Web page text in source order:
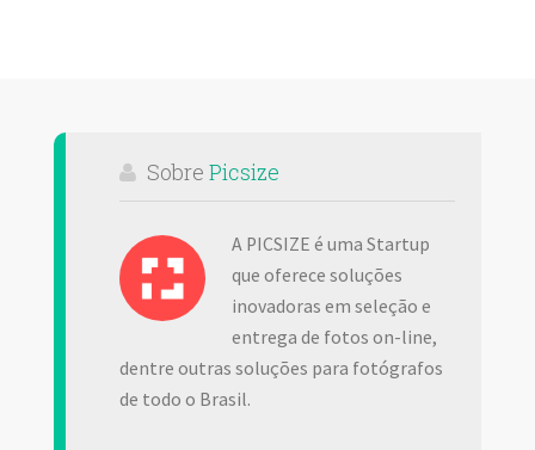
Sobre Picsize
A PICSIZE é uma Startup
que oferece soluções
inovadoras em seleção e
entrega de fotos on-line,
dentre outras soluções para fotógrafos
de todo o Brasil.